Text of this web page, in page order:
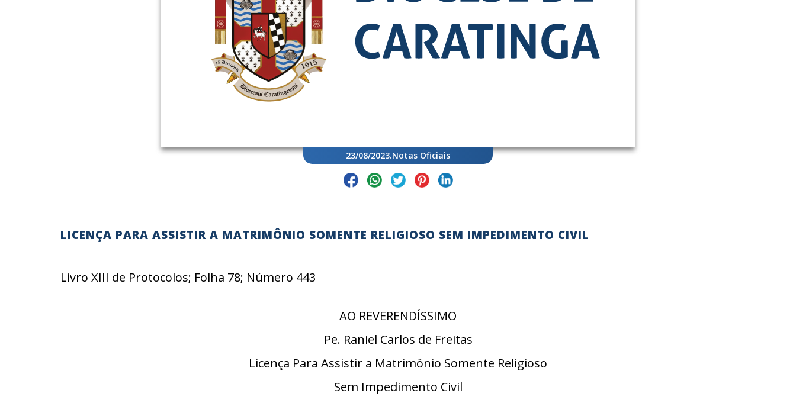
23/08/2023.Notas Oficiais
LICENÇA PARA ASSISTIR A MATRIMÔNIO SOMENTE RELIGIOSO SEM IMPEDIMENTO CIVIL
Livro XIII de Protocolos; Folha 78; Número 443
AO REVERENDÍSSIMO
Pe. Raniel Carlos de Freitas
Licença Para Assistir a Matrimônio Somente Religioso
Sem Impedimento Civil